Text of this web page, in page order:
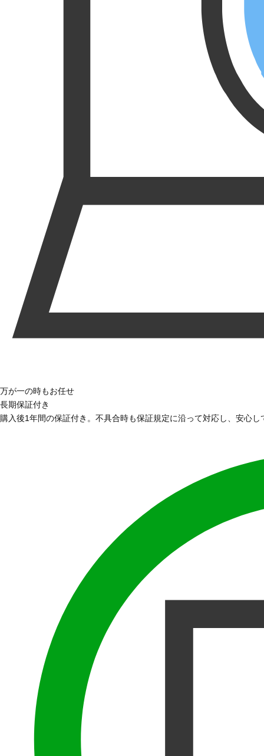
万が一の時もお任せ
長期保証付き
購入後1年間の保証付き。不具合時も保証規定に沿って対応し、安心